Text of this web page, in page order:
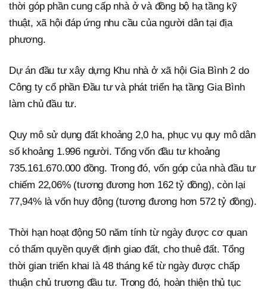
thời góp phần cung cấp nhà ở và đồng bộ hạ tầng kỹ
thuật, xã hội đáp ứng nhu cầu của người dân tại địa
phương.
Dự án đầu tư xây dựng Khu nhà ở xã hội Gia Bình 2 do
Công ty cổ phần Đầu tư và phát triển hạ tầng Gia Bình
làm chủ đầu tư.
Quy mô sử dụng đất khoảng 2,0 ha, phục vụ quy mô dân
số khoảng 1.996 người. Tổng vốn đầu tư khoảng
735.161.670.000 đồng. Trong đó, vốn góp của nhà đầu tư
chiếm 22,06% (tương đương hơn 162 tỷ đồng), còn lại
77,94% là vốn huy động (tương đương hơn 572 tỷ đồng).
Thời hạn hoạt động 50 năm tính từ ngày được cơ quan
có thẩm quyền quyết định giao đất, cho thuê đất. Tổng
thời gian triển khai là 48 tháng kể từ ngày được chấp
thuận chủ trương đầu tư. Trong đó, hoàn thiện thủ tục